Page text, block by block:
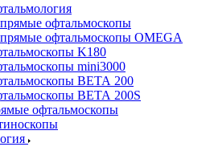
офтальмоскопы
офтальмоскопы OMEGA
K180
mini3000
ВЕТА 200
ВЕТА 200S
офтальмоскопы